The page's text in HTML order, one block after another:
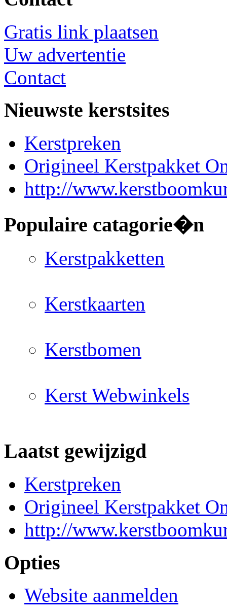
Gratis link plaatsen
Uw advertentie
Contact
Nieuwste kerstsites
Kerstpreken
Origineel Kerstpakket
http://
Populaire catagorie�n
Kerstpakketten
Kerstkaarten
Kerstbomen
Kerst Webwinkels
Laatst gewijzigd
Kerstpreken
Origineel Kerstpakket
http://
Opties
Website aanmelden